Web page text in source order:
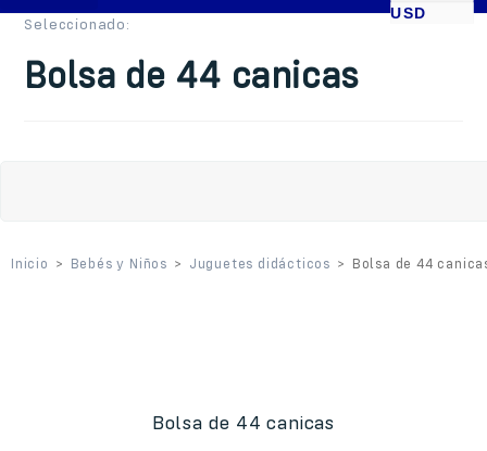
USD
Seleccionado:
Bolsa de 44 canicas
Inicio > Bebés y Niños > Juguetes didácticos > Bolsa de 44
Bolsa de 44 canicas